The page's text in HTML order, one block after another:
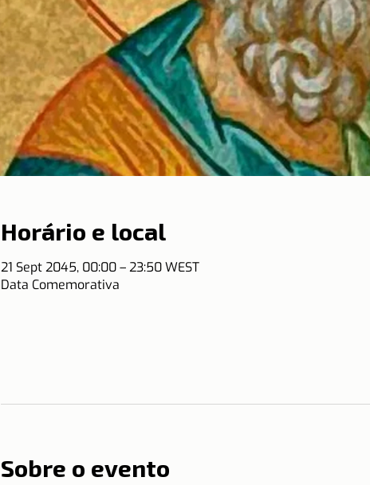
Horário e local
21 Sept 2045, 00:00 – 23:50 WEST
Data Comemorativa
Sobre o evento